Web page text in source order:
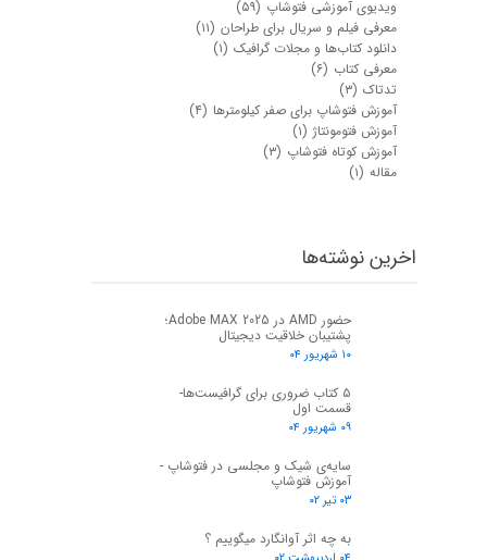
ویدیوی آموزشی فتوشاپ (۵۹)
معرفی فیلم و سریال برای طراحان (۱۱)
دانلود کتاب‌ها و مجلات گرافیک (۱)
معرفی کتاب (۶)
تدتاک (۳)
آموزش فتوشاپ برای صفر کیلومترها (۴)
آموزش فتومونتاژ (۱)
آموزش کوتاه فتوشاپ (۳)
مقاله (۱)
اخرین نوشته‌ها
حضور AMD در Adobe MAX 2025؛
پشتیبان خلاقیت دیجیتال
۱۰ شهریور ۰۴
۵ کتاب ضروری برای گرافیست‌ها-
قسمت اول
۰۹ شهریور ۰۴
سایه‌ی شیک و مجلسی در فتوشاپ -
آموزش فتوشاپ
۰۳ تیر ۰۲
به چه اثر آوانگارد میگوییم ؟